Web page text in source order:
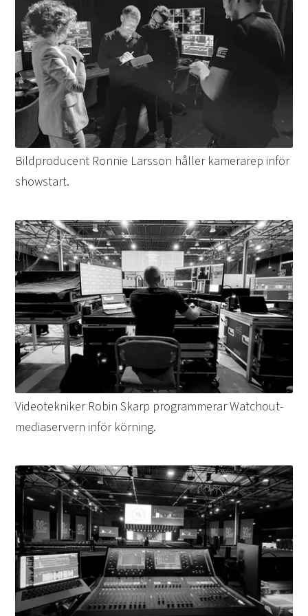
Bildproducent Ronnie Larsson håller kamerarep inför
showstart.
Videotekniker Robin Skarp programmerar Watchout-
mediaservern inför körning.